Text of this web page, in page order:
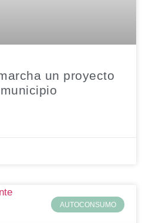
un proyecto
AUTOCONSUMO